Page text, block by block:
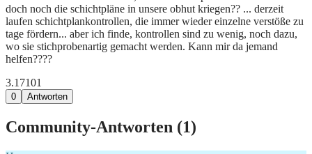
doch noch die schichtpläne in unsere obhut kriegen?? ... derzeit
laufen schichtplankontrollen, die immer wieder einzelne verstöße zu
tage fördern... aber ich finde, kontrollen sind zu wenig, noch dazu,
wo sie stichprobenartig gemacht werden. Kann mir da jemand
helfen????
3.17101
0 Antworten
Community-Antworten (1)